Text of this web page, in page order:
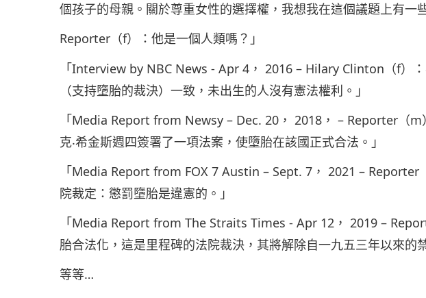
個孩子的母親。關於尊重女性的選擇權，我想我在這個議題上有一
Reporter（f）：他是一個人類嗎？」
「Interview by NBC News - Apr 4， 2016 – Hilary Clinton（f）
（支持墮胎的裁決）一致，未出生的人沒有憲法權利。」
「Media Report from Newsy – Dec. 20， 2018， – Reporter（
克‧希金斯週四簽署了一項法案，使墮胎在該國正式合法。」
「Media Report from FOX 7 Austin – Sept. 7， 2021 – Reporter
院裁定：懲罰墮胎是違憲的。」
「Media Report from The Straits Times - Apr 12， 2019 –
胎合法化，這是里程碑的法院裁決，其將解除自一九五三年以來的
等等…